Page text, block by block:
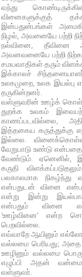
வந்து
வினைகளுக்குத்
இன்பதுன்பங்கள்
நிழல், அவனையே பற்றி
நல்வினை, தீவினை
அவனவனையே பற்றி
சமயவாதிகள் தரும்
இக்காலச்
உலகமுறை, உலக இயல்பு
தருகின்றனர்.
வள்ளுவரின் ஊழ்க்
துறக்க உலகம்
காணப்படவில்லை,
இத்தகைய கருத்துக்கு
இல்லை.
வேறுபாடு உண்டு
வேண்டும். ஏனெனில்,
கருதி
பலகாலமாக நிகழ்ந்து
என்பதுடன் வினை
என்று இன்று
என்பதும் வினை
'ஊழ்வினை' என்ற
பெறவில்லை.
எவ்வாறே ஆயினும்
வல்லமை பெரியது;
ஊழினும் வல்லமை
எழுப்பி அதன்
வள்ளுவர்.